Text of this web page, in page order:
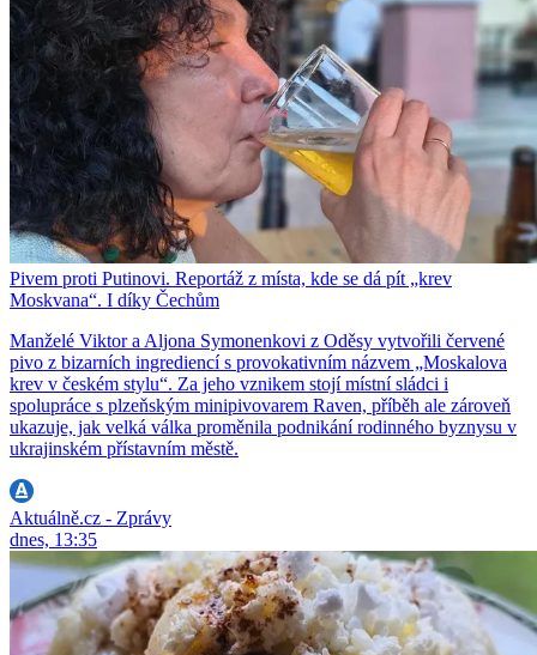
Pivem proti Putinovi. Reportáž z místa, kde se dá pít „krev
Moskvana“. I díky Čechům
Manželé Viktor a Aljona Symonenkovi z Oděsy vytvořili červené
pivo z bizarních ingrediencí s provokativním názvem „Moskalova
krev v českém stylu“. Za jeho vznikem stojí místní sládci i
spolupráce s plzeňským minipivovarem Raven, příběh ale zároveň
ukazuje, jak velká válka proměnila podnikání rodinného byznysu v
ukrajinském přístavním městě.
Aktuálně.cz - Zprávy
dnes, 13:35